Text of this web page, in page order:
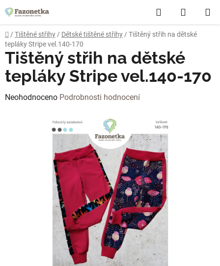
na
obsah
Hledat
KOŠÍK
Domů
/ Tištěné střihy / Dětské tištěné střihy / Tištěný střih na dětské
tepláky Stripe vel.140-170
Tištěný střih na dětské
tepláky Stripe vel.140-170
Průměrné
Neohodnoceno Podrobnosti hodnocení